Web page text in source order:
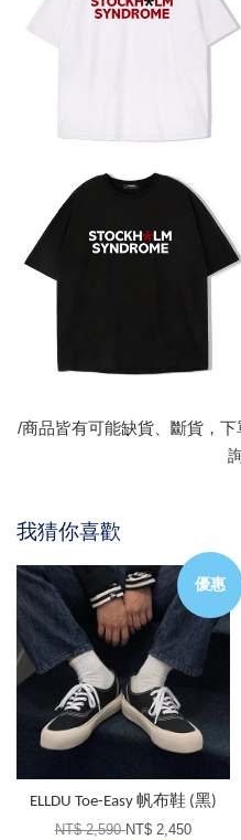
/商品皆有可能缺貨、斷貨，
我猜你喜歡
優惠
ELLDU Toe-Easy 帆布鞋 (黑)
NT$ 2,590NT$ 2,450